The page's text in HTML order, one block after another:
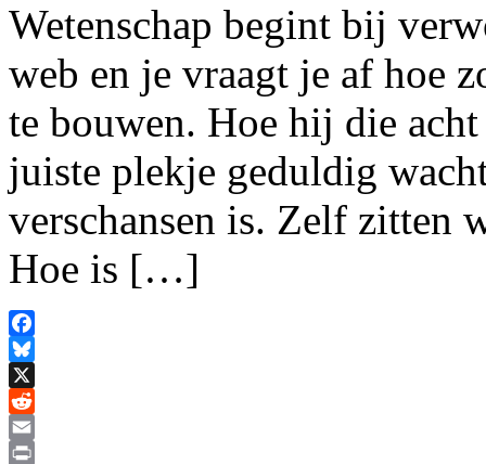
Wetenschap begint bij
web en je vraagt je af hoe
te bouwen. Hoe hij die
juiste plekje geduldig
verschansen is. Zelf zitten
Hoe is […]
Facebook
Bluesky
X
Reddit
Email